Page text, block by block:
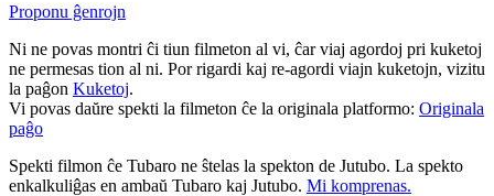
Proponu ĝenrojn
Ni ne povas montri ĉi tiun filmeton al vi, ĉar viaj agordoj pri kuketoj
ne permesas tion al ni. Por rigardi kaj re-agordi viajn kuketojn, vizitu
la paĝon Kuketoj.
Vi povas daŭre spekti la filmeton ĉe la originala platformo: Originala
paĝo
Spekti filmon ĉe Tubaro ne ŝtelas la spekton de Jutubo. La spekto
enkalkuliĝas en ambaŭ Tubaro kaj Jutubo. Mi komprenas.